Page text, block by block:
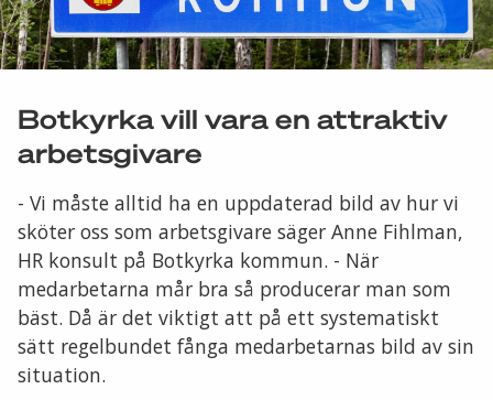
Botkyrka vill vara en attraktiv
arbetsgivare
- Vi måste alltid ha en uppdaterad bild av hur vi
sköter oss som arbetsgivare säger Anne Fihlman,
HR konsult på Botkyrka kommun. - När
medarbetarna mår bra så producerar man som
bäst. Då är det viktigt att på ett systematiskt
sätt regelbundet fånga medarbetarnas bild av sin
situation.